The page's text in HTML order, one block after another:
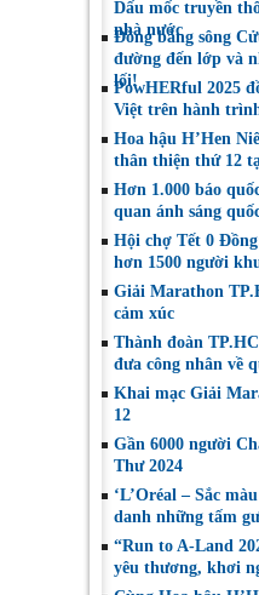
Dấu mốc truyền
nhà nước
Đồng bằng sông
đường đến lớp và
lối!
PowHERful 2025
Việt trên hành
Hoa hậu H’Hen
thân thiện thứ 12
Hơn 1.000 báo
quan ánh sáng
Hội chợ Tết 0
hơn 1500 người
Giải Marathon
cảm xúc
Thành đoàn
đưa công nhân về
Khai mạc Giải
12
Gần 6000 người
Thư 2024
‘L’Oréal – Sắc
danh những tấm
“Run to A-Land
yêu thương, khơi